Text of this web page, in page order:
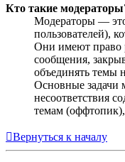
Кто такие
Модераторы —
пользователей),
Они имеют право
сообщения,
объединять темы
Основные задачи
несоответствия
темам
Вернуться к началу